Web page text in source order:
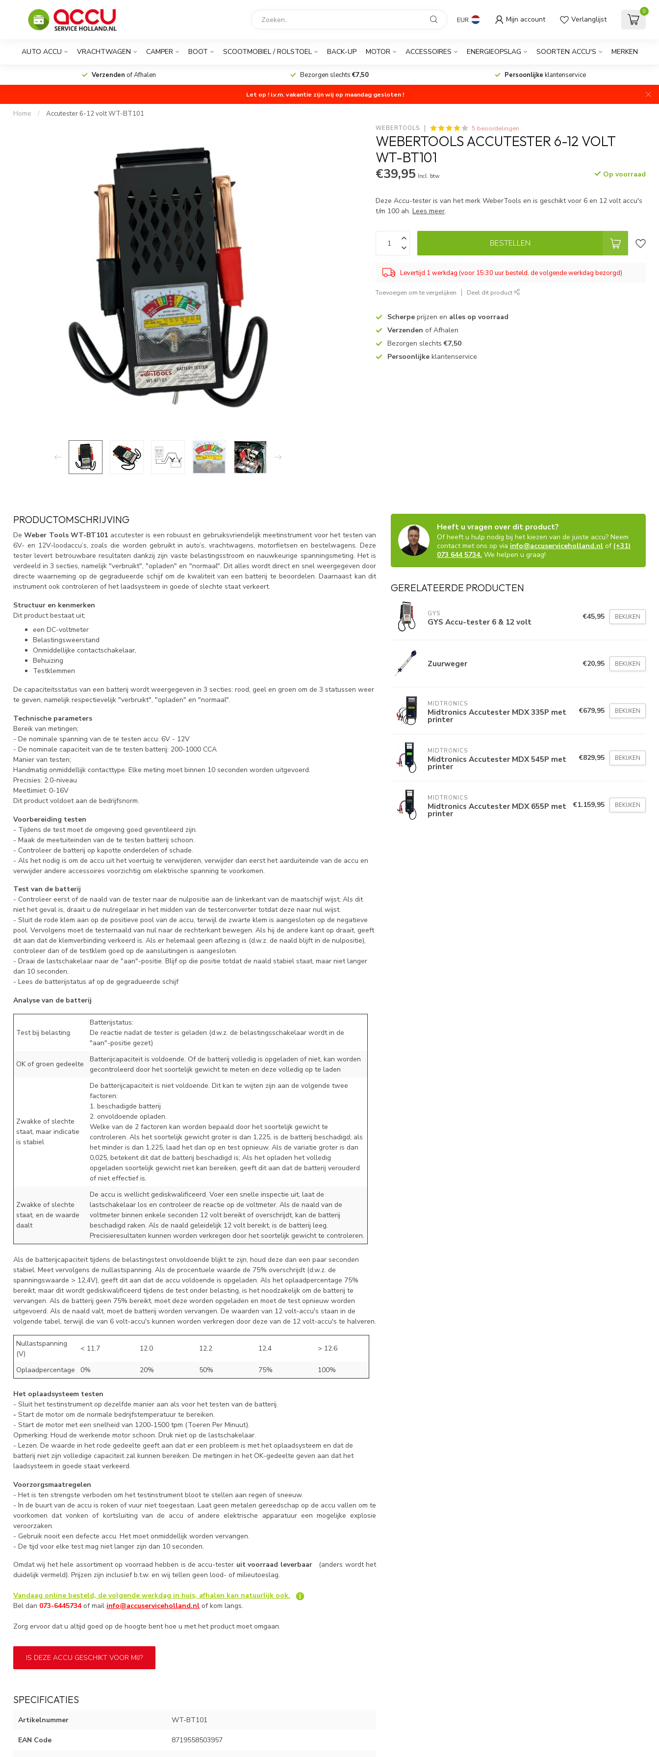
EUR Mijn account Verlanglijst
0
AUTO ACCU VRACHTWAGEN CAMPER BOOT SCOOTMOBIEL / ROLSTOEL BACK-UP MOTOR ACCESSOIRES ENERGIEOPSLAG SOORTEN ACCU'S MERKEN
Verzenden of Afhalen Bezorgen slechts€7,50 Persoonlijke klantenservice
Let op ! i.v.m. vakantie zijn wij op maandag gesloten !
Home / Accutester 6-12 volt WT-BT101
WEBERTOOLS 5 beoordelingen
WEBERTOOLS ACCUTESTER 6-12 VOLT
WT-BT101
€39,95 Incl. btw Op voorraad
Deze Accu-tester is van het merk WeberTools en is geschikt voor 6 en 12 volt accu's
t/m 100 ah.Lees meer.
BESTELLEN
Levertijd 1 werkdag (voor 15:30 uur besteld, de volgende werkdag bezorgd)
Toevoegen om te vergelijken Deel dit product
Scherpe prijzen en alles op voorraad
Verzenden of Afhalen
Bezorgen slechts€7,50
Persoonlijke klantenservice
PRODUCTOMSCHRIJVING
DeWeber Tools WT-BT101 accutester is een robuust en gebruiksvriendelijk meetinstrument voor het testen van
6V- en 12V-loodaccu’s, zoals die worden gebruikt in auto’s, vrachtwagens, motorfietsen en bestelwagens. Deze
tester levert betrouwbare resultaten dankzij zijn vaste belastingsstroom en nauwkeurige spanningsmeting. Het is
verdeeld in 3 secties, namelijk "verbruikt", "opladen" en "normaal". Dit alles wordt direct en snel weergegeven door
directe waarneming op de gegradueerde schijf om de kwaliteit van een batterij te beoordelen. Daarnaast kan dit
instrument ook controleren of het laadsysteem in goede of slechte staat verkeert.
Structuur en kenmerken
Dit product bestaat uit;
een DC-voltmeter
Belastingsweerstand
Onmiddellijke contactschakelaar,
Behuizing
Testklemmen
De capaciteitsstatus van een batterij wordt weergegeven in 3 secties: rood, geel en groen om de 3 statussen weer
te geven, namelijk respectievelijk "verbruikt", "opladen" en "normaal".
Technische parameters
Bereik van metingen;
- De nominale spanning van de te testen accu: 6V - 12V
- De nominale capaciteit van de te testen batterij: 200-1000 CCA
Manier van testen;
Handmatig onmiddellijk contacttype. Elke meting moet binnen 10 seconden worden uitgevoerd.
Precisies: 2.0-niveau
Meetlimiet: 0-16V
Dit product voldoet aan de bedrijfsnorm.
Voorbereiding testen
- Tijdens de test moet de omgeving goed geventileerd zijn.
- Maak de meetuiteinden van de te testen batterij schoon.
- Controleer de batterij op kapotte onderdelen of schade.
- Als het nodig is om de accu uit het voertuig te verwijderen, verwijder dan eerst het aarduiteinde van de accu en
verwijder andere accessoires voorzichtig om elektrische spanning te voorkomen.
Test van de batterij
- Controleer eerst of de naald van de tester naar de nulpositie aan de linkerkant van de maatschijf wijst; Als dit
niet het geval is, draait u de nulregelaar in het midden van de testerconverter totdat deze naar nul wijst.
- Sluit de rode klem aan op de positieve pool van de accu, terwijl de zwarte klem is aangesloten op de negatieve
pool. Vervolgens moet de testernaald van nul naar de rechterkant bewegen. Als hij de andere kant op draait, geeft
dit aan dat de klemverbinding verkeerd is. Als er helemaal geen aflezing is (d.w.z. de naald blijft in de nulpositie),
controleer dan of de testklem goed op de aansluitingen is aangesloten.
- Draai de lastschakelaar naar de "aan"-positie. Blijf op die positie totdat de naald stabiel staat, maar niet langer
dan 10 seconden.
- Lees de batterijstatus af op de gegradueerde schijf
Analyse van de batterij
Test bij belasting
Batterijstatus:
De reactie nadat de tester is geladen (d.w.z. de belastingsschakelaar wordt in de
"aan"-positie gezet)
OK of groen gedeelte
Batterijcapaciteit is voldoende. Of de batterij volledig is opgeladen of niet, kan worden
gecontroleerd door het soortelijk gewicht te meten en deze volledig op te laden
Zwakke of slechte
staat, maar indicatie
is stabiel
De batterijcapaciteit is niet voldoende. Dit kan te wijten zijn aan de volgende twee
factoren:
1. beschadigde batterij
2. onvoldoende opladen.
Welke van de 2 factoren kan worden bepaald door het soortelijk gewicht te
controleren. Als het soortelijk gewicht groter is dan 1,225, is de batterij beschadigd; als
het minder is dan 1,225, laad het dan op en test opnieuw. Als de variatie groter is dan
0,025, betekent dit dat de batterij beschadigd is; Als het opladen het volledig
opgeladen soortelijk gewicht niet kan bereiken, geeft dit aan dat de batterij verouderd
of niet effectief is.
Zwakke of slechte
staat, en de waarde
daalt
De accu is wellicht gediskwalificeerd. Voer een snelle inspectie uit, laat de
lastschakelaar los en controleer de reactie op de voltmeter. Als de naald van de
voltmeter binnen enkele seconden 12 volt bereikt of overschrijdt, kan de batterij
beschadigd raken. Als de naald geleidelijk 12 volt bereikt, is de batterij leeg.
Precisieresultaten kunnen worden verkregen door het soortelijk gewicht te controleren.
Als de batterijcapaciteit tijdens de belastingstest onvoldoende blijkt te zijn, houd deze dan een paar seconden
stabiel. Meet vervolgens de nullastspanning. Als de procentuele waarde de 75% overschrijdt (d.w.z. de
spanningswaarde > 12,4V), geeft dit aan dat de accu voldoende is opgeladen. Als het oplaadpercentage 75%
bereikt, maar dit wordt gediskwalificeerd tijdens de test onder belasting, is het noodzakelijk om de batterij te
vervangen. Als de batterij geen 75% bereikt, moet deze worden opgeladen en moet de test opnieuw worden
uitgevoerd. Als de naald valt, moet de batterij worden vervangen. De waarden van 12 volt-accu's staan ​​in de
volgende tabel, terwijl die van 6 volt-accu's kunnen worden verkregen door deze van de 12 volt-accu's te halveren.
Nullastspanning
(V)
< 11.7 12.0 12.2 12.4 > 12.6
Oplaadpercentage 0% 20% 50% 75% 100%
Het oplaadsysteem testen
- Sluit het testinstrument op dezelfde manier aan als voor het testen van de batterij.
- Start de motor om de normale bedrijfstemperatuur te bereiken.
- Start de motor met een snelheid van 1200-1500 tpm (Toeren Per Minuut).
Opmerking: Houd de werkende motor schoon. Druk niet op de lastschakelaar.
- Lezen. De waarde in het rode gedeelte geeft aan dat er een probleem is met het oplaadsysteem en dat de
batterij niet zijn volledige capaciteit zal kunnen bereiken. De metingen in het OK-gedeelte geven aan dat het
laadsysteem in goede staat verkeerd.
Voorzorgsmaatregelen
- Het is ten strengste verboden om het testinstrument bloot te stellen aan regen of sneeuw.
- In de buurt van de accu is roken of vuur niet toegestaan. Laat geen metalen gereedschap op de accu vallen om te
voorkomen dat vonken of kortsluiting van de accu of andere elektrische apparatuur een mogelijke explosie
veroorzaken.
- Gebruik nooit een defecte accu. Het moet onmiddellijk worden vervangen.
- De tijd voor elke test mag niet langer zijn dan 10 seconden.
Omdat wij het hele assortiment op voorraad hebben is de accu-tester uit voorraad leverbaar
(anders wordt het
duidelijk vermeld). Prijzen zijn inclusief b.t.w. en wij tellen geen lood- of milieutoeslag.
Vandaag online besteld, de volgende werkdag in huis, afhalen kan natuurlijk ook.
Bel dan 073-6445734 of mail info@accuserviceholland.nl of kom langs.
Zorg ervoor dat u altijd goed op de hoogte bent hoe u met het product moet omgaan.
IS DEZE ACCU GESCHIKT VOOR MIJ?
SPECIFICATIES
Artikelnummer WT-BT101
EAN Code 8719558503957
Heeft u vragen over dit product?
Of heeft u hulp nodig bij het kiezen van de juiste accu? Neem
contact met ons op via info@accuserviceholland.nl of (+31)
073 644 5734. We helpen u graag!
GERELATEERDE PRODUCTEN
GYS
GYS Accu-tester 6 & 12 volt €45,95 BEKIJKEN
Zuurweger €20,95 BEKIJKEN
MIDTRONICS
Midtronics Accutester MDX 335P met
printer
€679,95 BEKIJKEN
MIDTRONICS
Midtronics Accutester MDX 545P met
printer
€829,95 BEKIJKEN
MIDTRONICS
Midtronics Accutester MDX 655P met
printer
€1.159,95 BEKIJKEN